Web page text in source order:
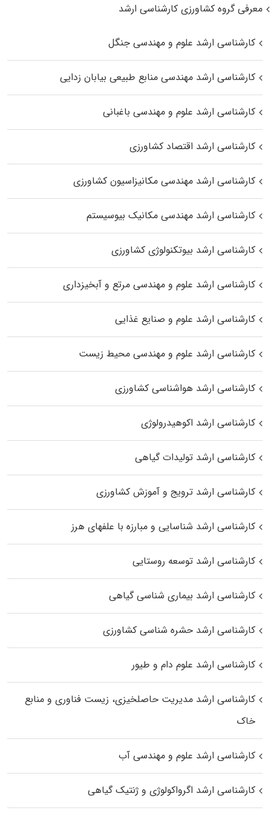
معرفی گروه کشاورزی کارشناسی ارشد
کارشناسی ارشد علوم و مهندسی جنگل
کارشناسی ارشد مهندسی منابع طبیعی بیابان زدایی
کارشناسی ارشد علوم و مهندسی باغبانی
کارشناسی ارشد اقتصاد کشاورزی
کارشناسی ارشد مهندسی مکانیزاسیون کشاورزی
کارشناسی ارشد مهندسی مکانیک بیوسیستم
کارشناسی ارشد بیوتکنولوژی کشاورزی
کارشناسی ارشد علوم و مهندسی مرتع و آبخیزداری
کارشناسی ارشد علوم و صنایع غذایی
کارشناسی ارشد علوم و مهندسی محیط زیست
کارشناسی ارشد هواشناسی کشاورزی
کارشناسی ارشد اکوهیدرولوژی
کارشناسی ارشد تولیدات گیاهی
کارشناسی ارشد ترویج و آموزش کشاورزی
کارشناسی ارشد شناسایی و مبارزه با علفهای هرز
کارشناسی ارشد توسعه روستایی
کارشناسی ارشد بیماری‌ شناسی گیاهی
کارشناسی ارشد حشره‌ شناسی کشاورزی
کارشناسی ارشد علوم دام و طیور
کارشناسی ارشد مدیریت حاصلخیزی، زیست فناوری و منابع
خاک
کارشناسی ارشد علوم و مهندسی آب
کارشناسی ارشد اگرواکولوژی و ژنتیک گیاهی